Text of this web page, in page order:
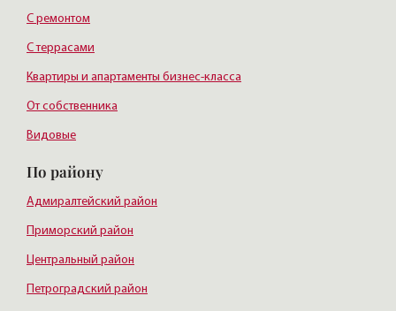
С ремонтом
С террасами
Квартиры и апартаменты бизнес-класса
От собственника
Видовые
По району
Адмиралтейский район
Приморский район
Центральный район
Петроградский район